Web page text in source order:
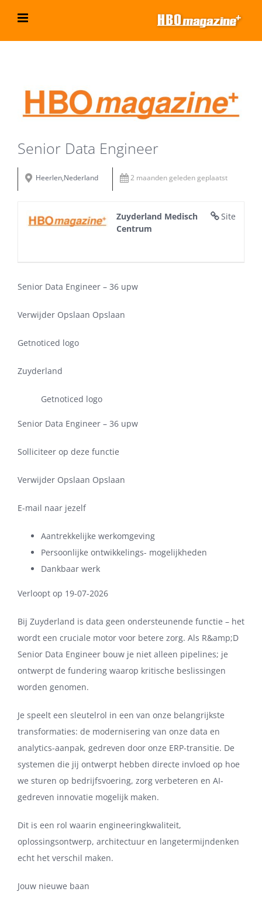
inhoud
grotere
afbeelding
Senior Data Engineer
Heerlen,Nederland 2 maanden geleden geplaatst
Site
Zuyderland Medisch
Centrum
Senior Data Engineer – 36 upw
Verwijder Opslaan Opslaan
Getnoticed logo
Zuyderland
Getnoticed logo
Senior Data Engineer – 36 upw
Solliciteer op deze functie
Verwijder Opslaan Opslaan
E-mail naar jezelf
Aantrekkelijke werkomgeving
Persoonlijke ontwikkelings- mogelijkheden
Dankbaar werk
Verloopt op 19-07-2026
Bij Zuyderland is data geen ondersteunende functie – het
wordt een cruciale motor voor betere zorg. Als R&amp;D
Senior Data Engineer bouw je niet alleen pipelines; je
ontwerpt de fundering waarop kritische beslissingen
worden genomen.
Je speelt een sleutelrol in een van onze belangrijkste
transformaties: de modernisering van onze data en
analytics-aanpak, gedreven door onze ERP-transitie. De
systemen die jij ontwerpt hebben directe invloed op hoe
we sturen op bedrijfsvoering, zorg verbeteren en AI-
gedreven innovatie mogelijk maken.
Dit is een rol waarin engineeringkwaliteit,
oplossingsontwerp, architectuur en langetermijndenken
echt het verschil maken.
Jouw nieuwe baan